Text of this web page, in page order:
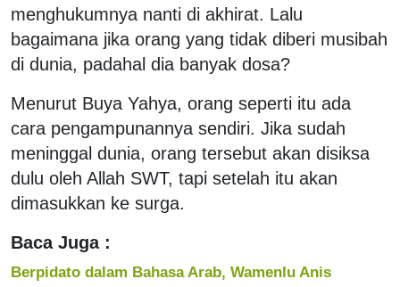
menghukumnya nanti di akhirat. Lalu
bagaimana jika orang yang tidak diberi musibah
di dunia, padahal dia banyak dosa?
Menurut Buya Yahya, orang seperti itu ada
cara pengampunannya sendiri. Jika sudah
meninggal dunia, orang tersebut akan disiksa
dulu oleh Allah SWT, tapi setelah itu akan
dimasukkan ke surga.
Baca Juga :
Berpidato dalam Bahasa Arab, Wamenlu Anis